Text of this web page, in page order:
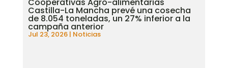
Castilla-La Mancha prevé una cosecha
de 8.054 toneladas, un 27% inferior a la
campaña anterior
Jul 23, 2026| Noticias